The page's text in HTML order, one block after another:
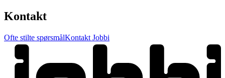
Kontakt
Ofte stilte spørsmålKontakt Jobbi